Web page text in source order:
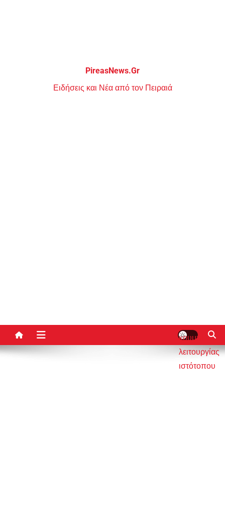
PireasNews.Gr
Ειδήσεις και Νέα από τον Πειραιά
κουμπί
λειτουργίας
ιστότοπου